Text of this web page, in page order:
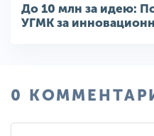
До 10 млн за идею:
УГМК за
0